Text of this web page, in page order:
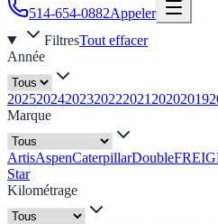
514-654-0882Appeler
FiltresTout effacer
Année
20252024202320222021 20202019
Marque
ArtisAspenCaterpillarDouble
Star
Kilométrage